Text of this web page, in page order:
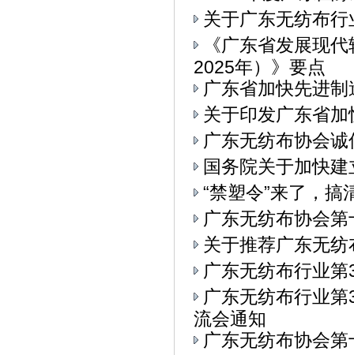
关于广东无纺布
《广东省发展现
2025年）》要点
广东省加快先进
关于印发广东省
广东无纺布协会
国务院关于加快
“禁塑令”来了，
广东无纺布协会
关于推荐广东无
广东无纺布行业
广东无纺布行业
流会通知
广东无纺布协会